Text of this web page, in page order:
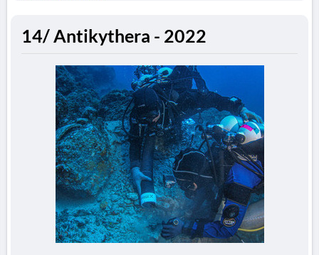
14/ Antikythera - 2022